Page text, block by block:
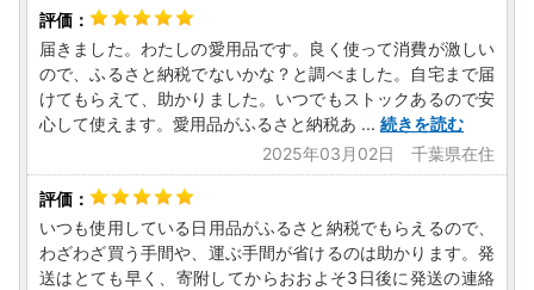
届きました。わたしの愛用品です。良く使って消費が激しい
ので、ふるさと納税でないかな？と調べました。自宅まで届
けてもらえて、助かりました。いつでもストックあるので安
心して使えます。愛用品がふるさと納税あ ... 続きを読む
2025年03月02日 千葉県在住
いつも使用している日用品がふるさと納税でもらえるので、
わざわざ買う手間や、運ぶ手間が省けるのは助かります。発
送はとても早く、寄附してからおおよそ3日後に発送の連絡